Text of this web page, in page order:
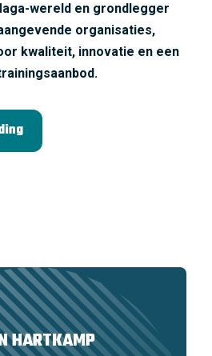
wereld en grondlegger
organisaties,
kwaliteit, innovatie en een
HARTKAMP